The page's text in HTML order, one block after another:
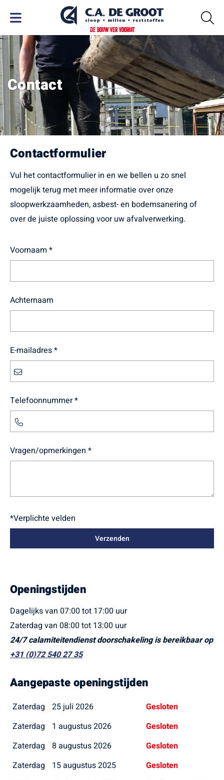
DE BOUW VER VOORUIT
Contact
Contactformulier
Vul het contactformulier in en we bellen u zo snel
mogelijk terug met meer informatie over onze
sloopwerkzaamheden, asbest- en bodemsanering of
over de juiste oplossing voor uw afvalverwerking.
Voornaam *
Achternaam
E-mailadres *
Telefoonnummer *
Vragen/opmerkingen *
*Verplichte velden
Openingstijden
Dagelijks van 07:00 tot 17:00 uur
Zaterdag van 08:00 tot 13:00 uur
24/7 calamiteitendienst doorschakeling is bereikbaar op
+31 (0)72 540 27 35
Aangepaste openingstijden
Zaterdag 25 juli 2026
Gesloten
Zaterdag
1 augustus 2026
Gesloten
Zaterdag
8 augustus 2026
Gesloten
Zaterdag
15 augustus 2025
Gesloten